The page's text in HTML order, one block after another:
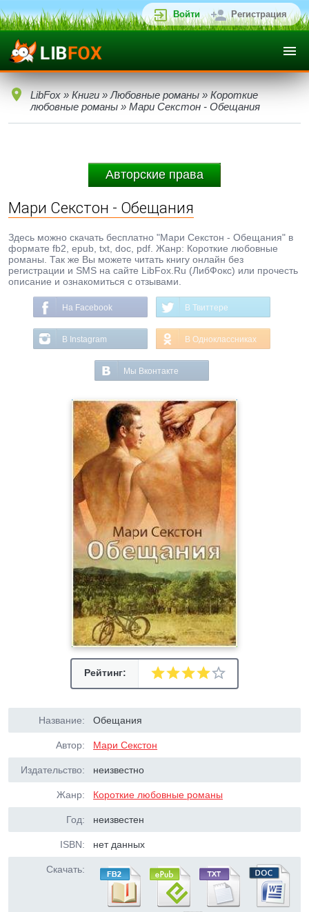
Войти Регистрация
LibFox » Книги » Любовные романы » Короткие
любовные романы » Мари Секстон - Обещания
Авторские права
Мари Секстон - Обещания
Здесь можно скачать бесплатно "Мари Секстон - Обещания" в
формате fb2, epub, txt, doc, pdf. Жанр: Короткие любовные
романы. Так же Вы можете читать книгу онлайн без
регистрации и SMS на сайте LibFox.Ru (ЛибФокс) или прочесть
описание и ознакомиться с отзывами.
На Facebook В Твиттере
В Instagram В Одноклассниках
Мы Вконтакте
Рейтинг:
Название: Обещания
Автор: Мари Секстон
Издательство: неизвестно
Жанр: Короткие любовные романы
Год: неизвестен
ISBN: нет данных
Скачать: